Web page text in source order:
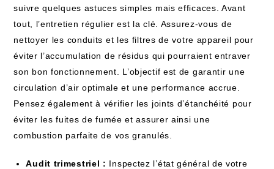
suivre quelques astuces simples mais efficaces. Avant
tout, l’entretien régulier est la clé. Assurez-vous de
nettoyer les conduits et les filtres de votre appareil pour
éviter l’accumulation de résidus qui pourraient entraver
son bon fonctionnement. L’objectif est de garantir une
circulation d’air optimale et une performance accrue.
Pensez également à vérifier les joints d’étanchéité pour
éviter les fuites de fumée et assurer ainsi une
combustion parfaite de vos granulés.
Audit trimestriel : Inspectez l’état général de votre